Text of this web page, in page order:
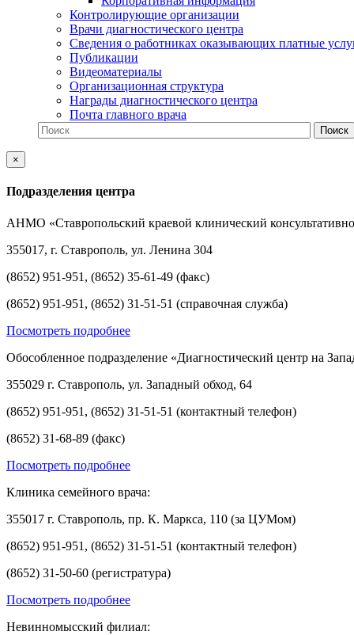
Контролирующие организации
Врачи диагностического центра
Сведения о работниках оказывающих платные
Публикации
Видеоматериалы
Организационная структура
Награды диагностического центра
Почта главного врача
×
Подразделения центра
АНМО «Ставропольский краевой клинический
355017, г. Ставрополь, ул. Ленина 304
(8652) 951-951, (8652) 35-61-49 (факс)
(8652) 951-951, (8652) 31-51-51 (справочная служба)
Посмотреть подробнее
Обособленное подразделение «Диагностический центр на
355029 г. Ставрополь, ул. Западный обход, 64
(8652) 951-951, (8652) 31-51-51 (контактный телефон)
(8652) 31-68-89 (факс)
Посмотреть подробнее
Клиника семейного врача:
355017 г. Ставрополь, пр. К. Маркса, 110 (за ЦУМом)
(8652) 951-951, (8652) 31-51-51 (контактный телефон)
(8652) 31-50-60 (регистратура)
Посмотреть подробнее
Невинномысский филиал: